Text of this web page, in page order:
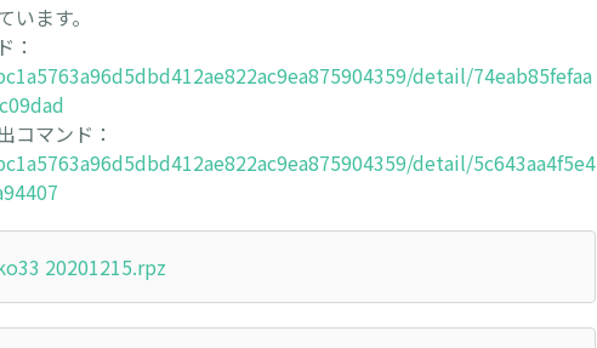
ます。
：
detail/74eab85fefaa
コマンド：
detail/5c643aa4f5e4
20201215.rpz